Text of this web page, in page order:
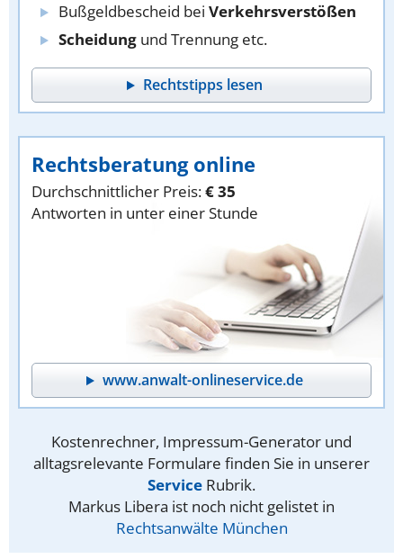
Bußgeldbescheid bei Verkehrsverstößen
Scheidung und Trennung etc.
Rechtstipps lesen
Rechtsberatung online
Durchschnittlicher Preis:€ 35
Antworten in unter einer Stunde
www.anwalt-onlineservice.de
Kostenrechner, Impressum-Generator und
alltagsrelevante Formulare finden Sie in unserer
Service Rubrik.
Markus Libera ist noch nicht gelistet in
Rechtsanwälte München